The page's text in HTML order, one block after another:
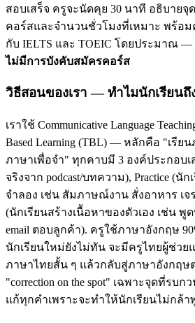
สอบเสร็จ ครูจะนัดคุย 30 นาที อธิบาย
คอร์สและจำนวนชั่วโมงที่เหมาะ พร้อม
กับ IELTS และ TOEIC โดยประมาณ —
ไม่มีการบังคับสมัครคอร์ส
วิธีสอนของเรา — ทำไมนักเรียนถึ
เราใช้ Communicative Language
Based Learning (TBL) — หลักคือ "เรีย
ภาษาเพื่อจำ" ทุกคาบมี 3 องค์ประกอบ
จริงจาก podcast/บทความ), Practice (
จำลอง เช่น สัมภาษณ์งาน สั่งอาหาร เจร
(นักเรียนสร้างเนื้อหาของตัวเอง เช่น พู
email ตอบลูกค้า). ครูใช้ภาษาอังกฤษ
นักเรียนใหม่ยังไม่ทัน จะมีครูไทยผู้ช่วยแ
ภาษาไทยสั้น ๆ แล้วกลับสู่ภาษาอังกฤษต่
"correction on the spot" เฉพาะจุดที่รบ
แก้ทุกคำเพราะจะทำให้นักเรียนไม่กล้า